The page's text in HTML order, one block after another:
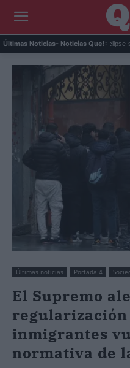
Últimas Noticias- Noticias Que!:
Gafas gratis para ver el eclipse solar del
Últimas noticias Portada 4
El Supremo
regularización
inmigrantes
normativa de